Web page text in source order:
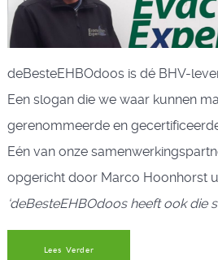
deBesteEHBOdoos is dé BHV-
Een slogan die we waar kunnen
gerenommeerde en
Eén van onze
opgericht door Marco Hoonhorst
‘deBesteEHBOdoos heeft ook die
Lees Verder